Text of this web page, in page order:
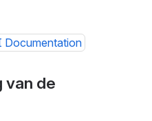
Documentation
van de